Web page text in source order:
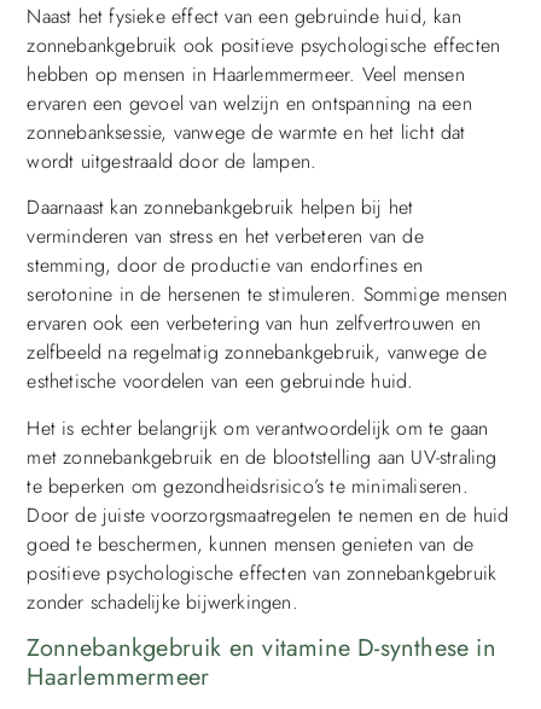
Naast het fysieke effect van een gebruinde huid, kan
zonnebankgebruik ook positieve psychologische effecten
hebben op mensen in Haarlemmermeer. Veel mensen
ervaren een gevoel van welzijn en ontspanning na een
zonnebanksessie, vanwege de warmte en het licht dat
wordt uitgestraald door de lampen.
Daarnaast kan zonnebankgebruik helpen bij het
verminderen van stress en het verbeteren van de
stemming, door de productie van endorfines en
serotonine in de hersenen te stimuleren. Sommige mensen
ervaren ook een verbetering van hun zelfvertrouwen en
zelfbeeld na regelmatig zonnebankgebruik, vanwege de
esthetische voordelen van een gebruinde huid.
Het is echter belangrijk om verantwoordelijk om te gaan
met zonnebankgebruik en de blootstelling aan UV-straling
te beperken om gezondheidsrisico’s te minimaliseren.
Door de juiste voorzorgsmaatregelen te nemen en de huid
goed te beschermen, kunnen mensen genieten van de
positieve psychologische effecten van zonnebankgebruik
zonder schadelijke bijwerkingen.
Zonnebankgebruik en vitamine D-synthese in
Haarlemmermeer